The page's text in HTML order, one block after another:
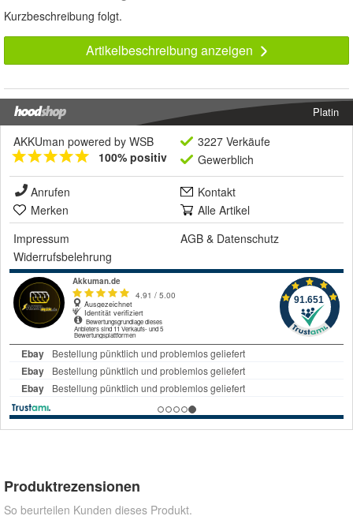
Kurzbeschreibung folgt.
Artikelbeschreibung anzeigen
Platin
AKKUman powered by WSB
100% positiv
3227 Verkäufe
Gewerblich
Anrufen
Kontakt
Merken
Alle Artikel
Impressum
AGB & Datenschutz
Widerrufsbelehrung
Produktrezensionen
So beurteilen Kunden dieses Produkt.